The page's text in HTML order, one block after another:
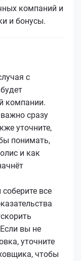
компаний и
и бонусы.
с
компании.
сразу
уточните,
понимать,
и как
все
вы не
уточните
чтобы